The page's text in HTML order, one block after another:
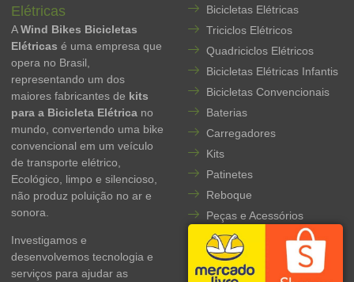
Elétricas
AWind Bikes Bicicletas
Elétricas é uma empresa que
opera no Brasil,
representando um dos
maiores fabricantes de kits
para a Bicicleta Elétrica no
mundo, convertendo uma bike
convencional em um veículo
de transporte elétrico,
Ecológico, limpo e silencioso,
não produz poluição no ar e
sonora.
Investigamos e
desenvolvemos tecnologia e
serviços para ajudar as
Bicicletas Elétricas
Triciclos Elétricos
Quadriciclos Elétricos
Bicicletas Elétricas Infantis
Bicicletas Convencionais
Baterias
Carregadores
Kits
Patinetes
Reboque
Peças e Acessórios